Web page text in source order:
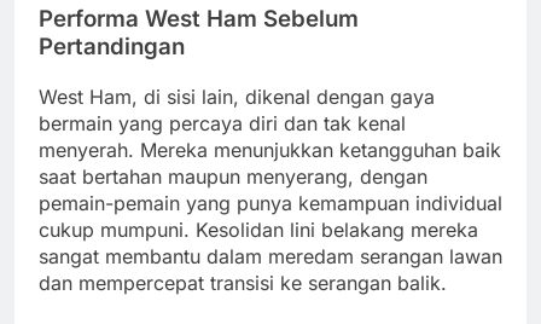
Performa West Ham Sebelum
Pertandingan
West Ham, di sisi lain, dikenal dengan gaya
bermain yang percaya diri dan tak kenal
menyerah. Mereka menunjukkan ketangguhan baik
saat bertahan maupun menyerang, dengan
pemain-pemain yang punya kemampuan individual
cukup mumpuni. Kesolidan lini belakang mereka
sangat membantu dalam meredam serangan lawan
dan mempercepat transisi ke serangan balik.